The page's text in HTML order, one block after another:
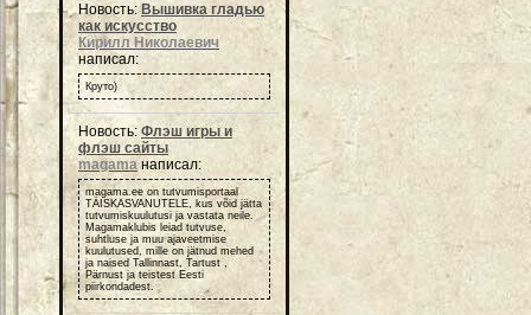
Новость: Вышивка гладью
как искусство
Кирилл Николаевич
написал:
Круто)
Новость: Флэш игры и
флэш сайты
magama написал:
magama.ee on tutvumisportaal
TÄISKASVANUTELE, kus võid jätta
tutvumiskuulutusi ja vastata neile.
Magamaklubis leiad tutvuse,
suhtluse ja muu ajaveetmise
kuulutused, mille on jätnud mehed
ja naised Tallinnast, Tartust ,
Pärnust ja teistest Eesti
piirkondadest.